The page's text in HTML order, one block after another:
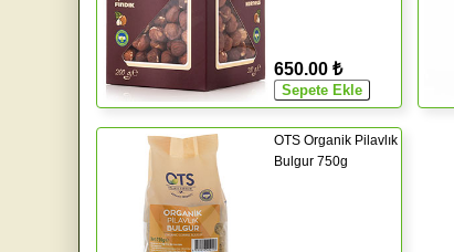
650.00 ₺
OTS Organik Pilavlık
Bulgur 750g